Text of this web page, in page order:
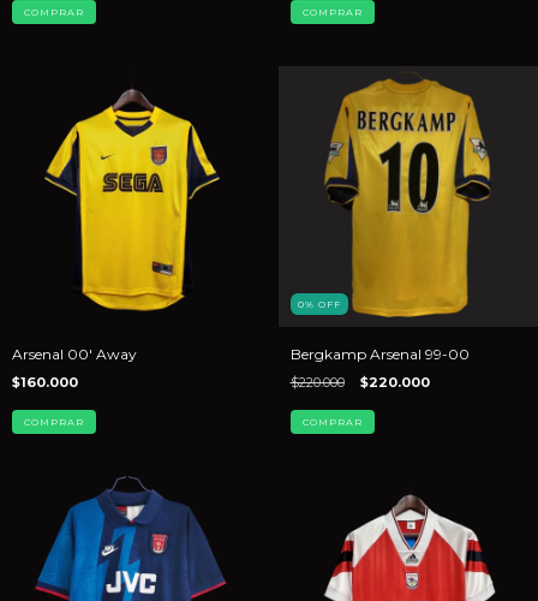
COMPRAR COMPRAR
Arsenal 00' Away
$160.000
COMPRAR
0% OFF
Bergkamp Arsenal 99-00
$220.000 $220.000
COMPRAR